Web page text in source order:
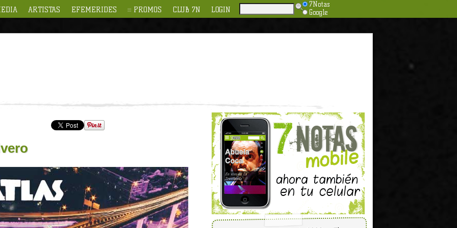
ARTISTAS EFEMERIDES PROMOS CLUB 7N LOGIN
7Notas
Google